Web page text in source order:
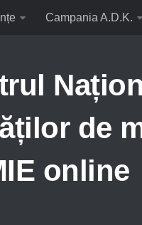
Campania A.D.K.
de
online